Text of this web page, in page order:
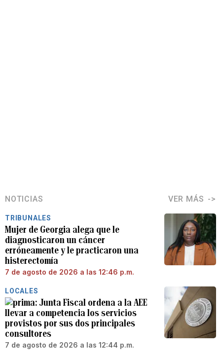
NOTICIAS VER MÁS
TRIBUNALES
Mujer de Georgia alega que le
diagnosticaron un cáncer
erróneamente y le practicaron una
histerectomía
7 de agosto de 2026 a las 12:46 p.m.
LOCALES
Junta Fiscal ordena a la AEE
llevar a competencia los servicios
provistos por sus dos principales
consultores
7 de agosto de 2026 a las 12:44 p.m.